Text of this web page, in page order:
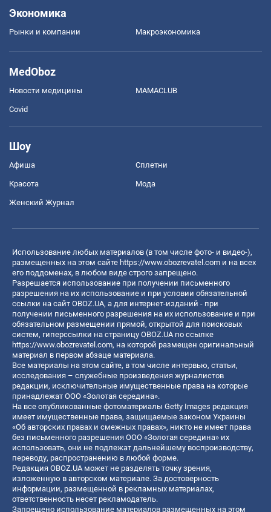
Экономика
Рынки и компании Mакроэкономика
MedOboz
Новости медицины MAMACLUB
Covid
Шоу
Афиша Сплетни
Красота Мода
Женский Журнал
Использование любых материалов (в том числе фото- и видео-),
размещенных на этом сайте https://www.obozrevatel.com и на всех
его поддоменах, в любом виде строго запрещено.
Разрешается использование при получении письменного
разрешения на их использование и при условии обязательной
ссылки на сайт OBOZ.UA, а для интернет-изданий - при
получении письменного разрешения на их использование и при
обязательном размещении прямой, открытой для поисковых
систем, гиперссылки на страницу OBOZ.UA по ссылке
https://www.obozrevatel.com, на которой размещен оригинальный
материал в первом абзаце материала.
Все материалы на этом сайте, в том числе интервью, статьи,
исследования – служебные произведения журналистов
редакции, исключительные имущественные права на которые
принадлежат ООО «Золотая середина».
На все опубликованные фотоматериалы Getty Images редакция
имеет имущественные права, защищаемые законом Украины
«Об авторских правах и смежных правах», никто не имеет права
без письменного разрешения ООО «Золотая середина» их
использовать, они не подлежат дальнейшему воспроизводству,
переводу, распространению в любой форме.
Редакция OBOZ.UA может не разделять точку зрения,
изложенную в авторском материале. За достоверность
информации, размещенной в рекламных материалах,
ответственность несет рекламодатель.
Запрещено использование материалов размещенных на этом